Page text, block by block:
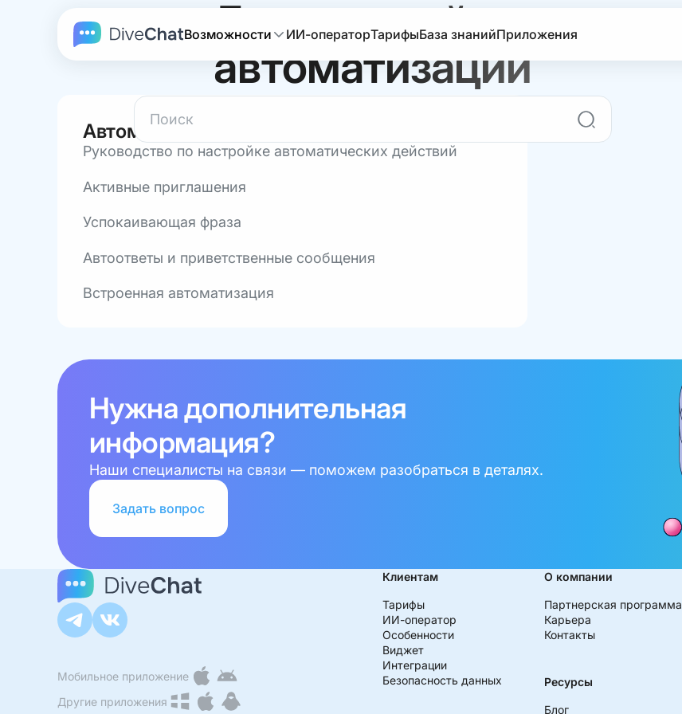
Возможности ИИ-операторТарифыБаза знанийПриложения
База знаний по
автоматизации
Автоматизация
Руководство по настройке автоматических действий
Активные приглашения
Успокаивающая фраза
Автоответы и приветственные сообщения
Встроенная автоматизация
Нужна дополнительная
информация?
Наши специалисты на связи — поможем разобраться в деталях.
Задать вопрос
Клиентам
Тарифы
ИИ-оператор
Особенности
Виджет
Интеграции
Безопасность данных
О компании
Партнерская программа
Карьера
Контакты
Ресурсы
Блог
Мобильное приложение
Другие приложения